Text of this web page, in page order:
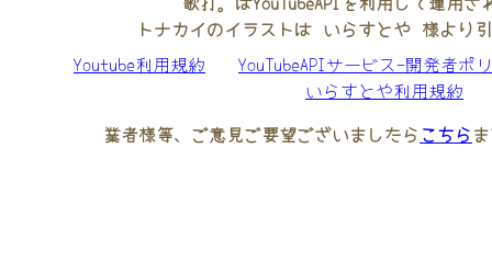
トナカイのイラストは いらすとや 様より
Youtube利用規約
YouTubeAPIサービス-開発者ポ
いらすとや利用規約
業者様等、ご意見ご要望ございましたら こちら